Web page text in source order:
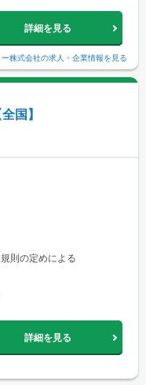
広島市（安佐南区・南
詳細を見る
株式会社の求人・企業情報を見る
国】
則の定めによる
詳細を見る